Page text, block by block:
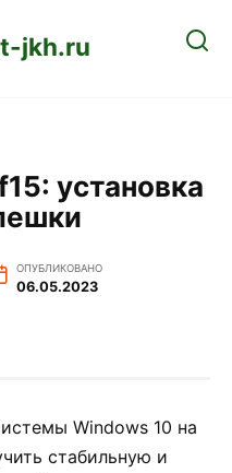
jkh.ru
установка
ОПУБЛИКОВАНО
06.05.2023
Windows 10 на
стабильную и